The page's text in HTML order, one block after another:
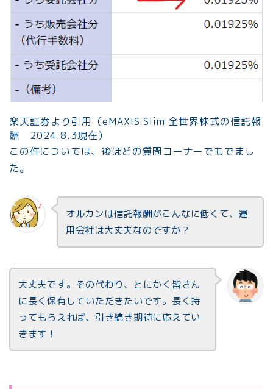
楽天証券より引用（eMAXIS Slim 全世界株式の信託報
酬 2024.8.3現在）
この件については、後ほどの質問コーナーでもでまし
た。
オルカンは信託報酬がこんなに低くて、運
用会社は大丈夫なのですか？
大丈夫です。その代わり、とにかく皆さん
に長く保有していただきたいです。長く持
ってもらえれば、引き続き期待に応えてい
きます！